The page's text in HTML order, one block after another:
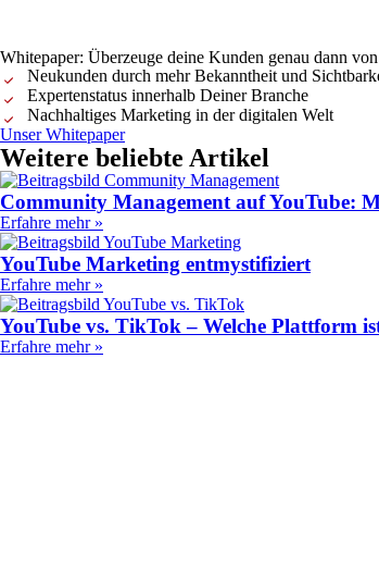
Whitepaper: Überzeuge deine Kunden genau dann
Neukunden durch mehr Bekanntheit und
Expertenstatus innerhalb Deiner Branche
Nachhaltiges Marketing in der digitalen Welt
Unser Whitepaper
Weitere beliebte Artikel
Community Management auf YouTube:
Erfahre mehr »
YouTube Marketing entmystifiziert
Erfahre mehr »
YouTube vs. TikTok – Welche Plattform
Erfahre mehr »